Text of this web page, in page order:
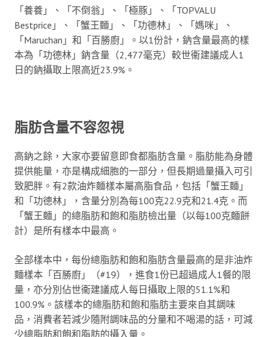
「養養」、「不倒翁」、「極豚」、「TOPVALU
Bestprice」、「蟹王麵」、「功德林」、「媽咪」、
「Maruchan」和「百勝廚」。以1份計，鈉含量最高的樣
本為「功德林」鈉含量（2,477毫克）較世衞建議成人1
日的鈉攝取上限高近23.9%。
脂肪含量不容忽視
高鈉之餘，大家亦要留意即食都脂肪含量。脂肪能為身體
提供能量，亦是構成細胞的一部分，但長期過量攝入可引
致肥胖。有2款油炸麵樣本屬高脂食品，包括「蟹王麵」
和「功德林」，含量分別為每100克22.9克和21.4克。而
「蟹王麵」的總脂肪和飽和脂肪檢出量（以每100克麵餅
計）是所有樣本中最高。
全部樣本中，每份總脂肪和飽和脂肪含量最高的是非油炸
麵樣本「百勝廚」（#19），進食1份已超過成人1餐的限
量，亦分別佔世衞建議成人每日攝取上限的51.1%和
100.9%。該樣本的總脂肪和飽和脂肪主要來自其調味
品，消費者若減少隨附調味品的分量和不喝湯的話，可減
少總脂肪和飽和脂肪的攝入量。